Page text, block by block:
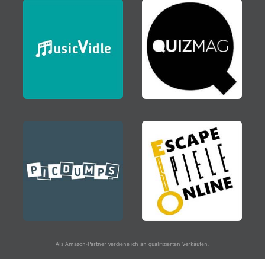
Als Amazon-Partner verdiene ich an qualifizierten Verkäufen.